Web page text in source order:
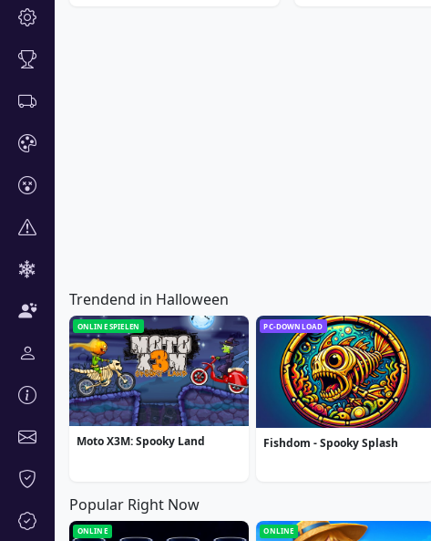
Trendend in Halloween
ONLINE SPIELEN
Moto X3M: Spooky Land
PC-DOWNLOAD
Fishdom - Spooky Splash
Popular Right Now
ONLINE ONLINE